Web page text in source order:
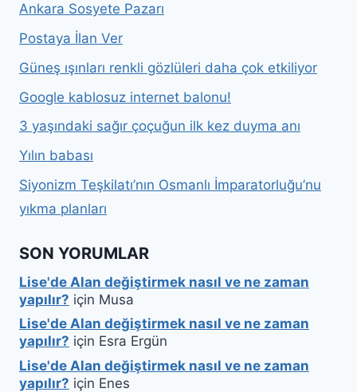
Ankara Sosyete Pazarı
Postaya İlan Ver
Güneş ışınları renkli gözlüleri daha çok etkiliyor
Google kablosuz internet balonu!
3 yaşındaki sağır çoçuğun ilk kez duyma anı
Yılın babası
Siyonizm Teşkilatı’nın Osmanlı İmparatorluğu’nu
yıkma planları
SON YORUMLAR
Lise'de Alan değiştirmek nasıl ve ne zaman
yapılır? için Musa
Lise'de Alan değiştirmek nasıl ve ne zaman
yapılır? için Esra Ergün
Lise'de Alan değiştirmek nasıl ve ne zaman
yapılır? için Enes